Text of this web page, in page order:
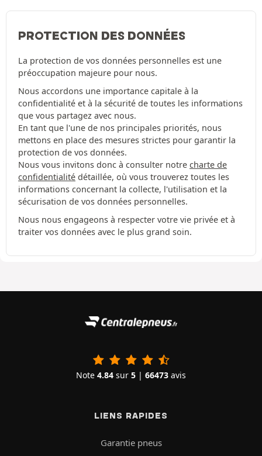
PROTECTION DES DONNÉES
La protection de vos données personnelles est une
préoccupation majeure pour nous.
Nous accordons une importance capitale à la
confidentialité et à la sécurité de toutes les informations
que vous partagez avec nous.
En tant que l'une de nos principales priorités, nous
mettons en place des mesures strictes pour garantir la
protection de vos données.
Nous vous invitons donc à consulter notre charte de
confidentialité détaillée, où vous trouverez toutes les
informations concernant la collecte, l'utilisation et la
sécurisation de vos données personnelles.
Nous nous engageons à respecter votre vie privée et à
traiter vos données avec le plus grand soin.
Note 4.84 sur 5 | 66473 avis
LIENS RAPIDES
Garantie pneus